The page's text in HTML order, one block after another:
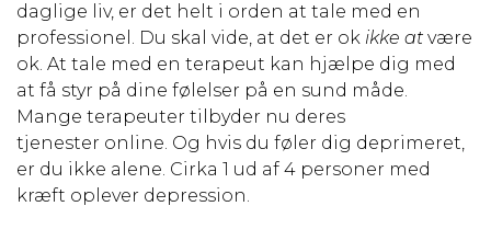
daglige liv, er det helt i orden at tale med en
professionel. Du skal vide, at det er ok ikke at være
ok. At tale med en terapeut kan hjælpe dig med
at få styr på dine følelser på en sund måde.
Mange terapeuter tilbyder nu deres
tjenester online. Og hvis du føler dig deprimeret,
er du ikke alene. Cirka 1 ud af 4 personer med
kræft oplever depression.